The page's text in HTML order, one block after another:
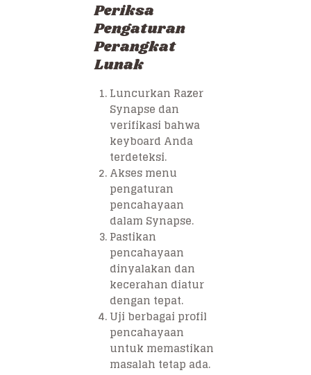
Periksa
Pengaturan
Perangkat
Lunak
Luncurkan Razer
Synapse dan
verifikasi bahwa
keyboard Anda
terdeteksi.
Akses menu
pengaturan
pencahayaan
dalam Synapse.
Pastikan
pencahayaan
dinyalakan dan
kecerahan diatur
dengan tepat.
Uji berbagai profil
pencahayaan
untuk memastikan
masalah tetap ada.